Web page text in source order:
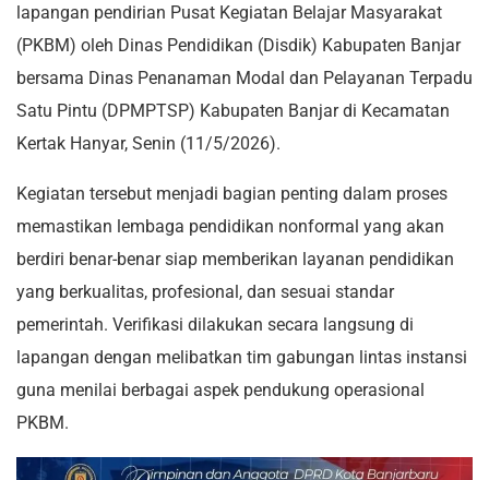
lapangan pendirian Pusat Kegiatan Belajar Masyarakat
(PKBM) oleh Dinas Pendidikan (Disdik) Kabupaten Banjar
bersama Dinas Penanaman Modal dan Pelayanan Terpadu
Satu Pintu (DPMPTSP) Kabupaten Banjar di Kecamatan
Kertak Hanyar, Senin (11/5/2026).
Kegiatan tersebut menjadi bagian penting dalam proses
memastikan lembaga pendidikan nonformal yang akan
berdiri benar-benar siap memberikan layanan pendidikan
yang berkualitas, profesional, dan sesuai standar
pemerintah. Verifikasi dilakukan secara langsung di
lapangan dengan melibatkan tim gabungan lintas instansi
guna menilai berbagai aspek pendukung operasional
PKBM.